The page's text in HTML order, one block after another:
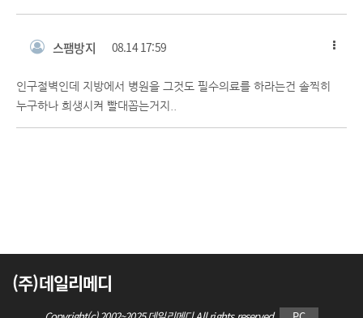
스팸방지 08.14 17:59
인구절벽인데 지방에서 병원을 그것도 필수의료를 하라는건 솔찍히
누구하나 희생시켜 빨대꼽는거지..
(주)데일리메디